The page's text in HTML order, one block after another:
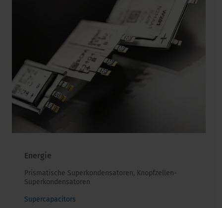
Energie
Prismatische Superkondensatoren, Knopfzellen-
Superkondensatoren
Supercapacitors